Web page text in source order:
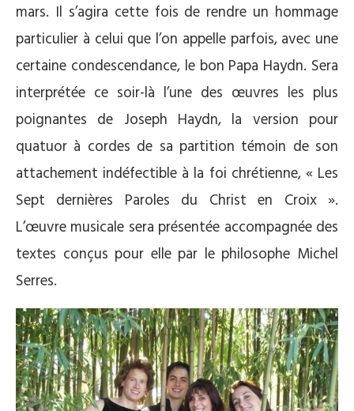
mars. Il s’agira cette fois de rendre un hommage
particulier à celui que l’on appelle parfois, avec une
certaine condescendance, le bon Papa Haydn. Sera
interprétée ce soir-là l’une des œuvres les plus
poignantes de Joseph Haydn, la version pour
quatuor à cordes de sa partition témoin de son
attachement indéfectible à la foi chrétienne, « Les
Sept dernières Paroles du Christ en Croix ».
L’œuvre musicale sera présentée accompagnée des
textes conçus pour elle par le philosophe Michel
Serres.